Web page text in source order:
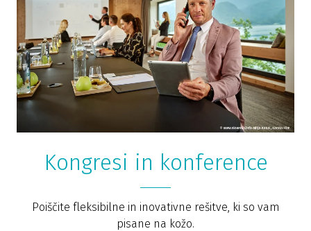
Kongresi in konference
Poiščite fleksibilne in inovativne rešitve, ki so vam
pisane na kožo.